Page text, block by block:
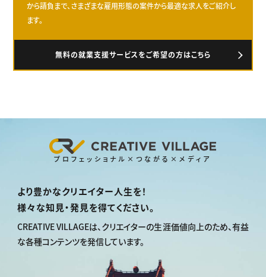
から請負まで、さまざまな雇用形態の案件から最適な求人をご紹介し
ます。
無料の就業支援サービスをご希望の方はこちら
プロフェッショナル×つながる×メディア
より豊かなクリエイター人生を！
様々な知見・発見を得てください。
CREATIVE VILLAGEは、クリエイターの生涯価値向上のため、有益
な各種コンテンツを発信しています。